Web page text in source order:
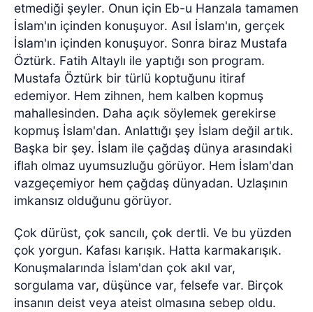
etmediği şeyler. Onun için Eb-u Hanzala tamamen
İslam'ın içinden konuşuyor. Asıl İslam'ın, gerçek
İslam'ın içinden konuşuyor. Sonra biraz Mustafa
Öztürk. Fatih Altaylı ile yaptığı son program.
Mustafa Öztürk bir türlü koptuğunu itiraf
edemiyor. Hem zihnen, hem kalben kopmuş
mahallesinden. Daha açık söylemek gerekirse
kopmuş İslam'dan. Anlattığı şey İslam değil artık.
Başka bir şey. İslam ile çağdaş dünya arasındaki
iflah olmaz uyumsuzluğu görüyor. Hem İslam'dan
vazgeçemiyor hem çağdaş dünyadan. Uzlaşının
imkansız olduğunu görüyor.
Çok dürüst, çok sancılı, çok dertli. Ve bu yüzden
çok yorgun. Kafası karışık. Hatta karmakarışık.
Konuşmalarında İslam'dan çok akıl var,
sorgulama var, düşünce var, felsefe var. Birçok
insanın deist veya ateist olmasına sebep oldu.